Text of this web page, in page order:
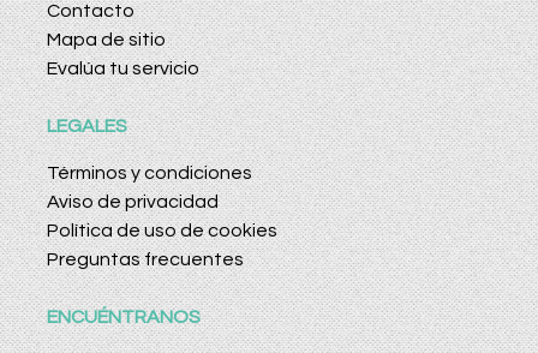
Contacto
Mapa de sitio
Evalúa tu servicio
LEGALES
Términos y condiciones
Aviso de privacidad
Política de uso de cookies
Preguntas frecuentes
ENCUÉNTRANOS